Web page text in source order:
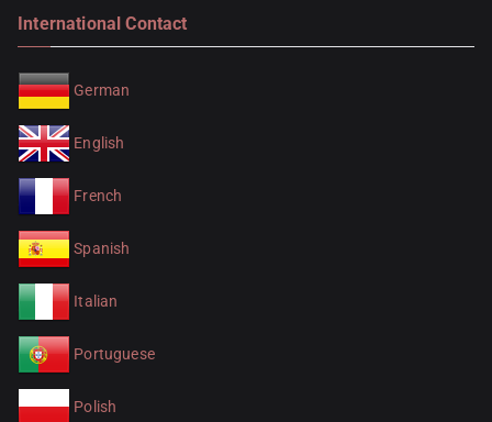
International Contact
German
English
French
Spanish
Italian
Portuguese
Polish